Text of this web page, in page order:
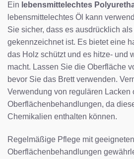
Ein lebensmittelechtes
lebensmittelechtes Öl kann
Sie sicher, dass es ausdrücklich
gekennzeichnet ist. Es bietet eine
das Holz schützt und es hitze- und
macht. Lassen Sie die Oberfläche
bevor Sie das Brett verwenden.
Verwendung von regulären Lacken
Oberflächenbehandlungen, da
Chemikalien enthalten können.
Regelmäßige Pflege mit geeigneten
Oberflächenbehandlungen